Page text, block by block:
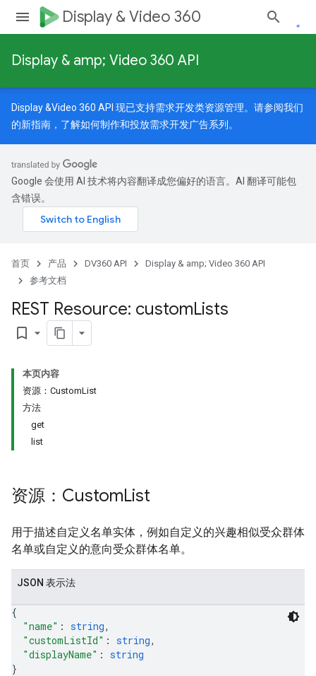
Display & Video 360
Display & amp; Video 360 API
Display &Video 360 API 现已支持需求开发类资源管理。请参阅我们
的新指南 ，了解如何制作和投放需求开发广告系列。
Google 会使用 AI 技术将内容翻译成您偏好的语言。AI 翻译可能包
含错误。
首页 产品 DV360 API
Display & amp; Video 360 API
参考文档
REST Resource: customLists
bookmark_border
本页内容
资源：CustomList
方法
get
list
资源：CustomList
用于描述自定义名单实体，例如自定义的兴趣相似受众群体
名单或自定义的意向受众群体名单。
JSON 表示法
{
"name" : string,
"customListId" : string,
"displayName" : string
}